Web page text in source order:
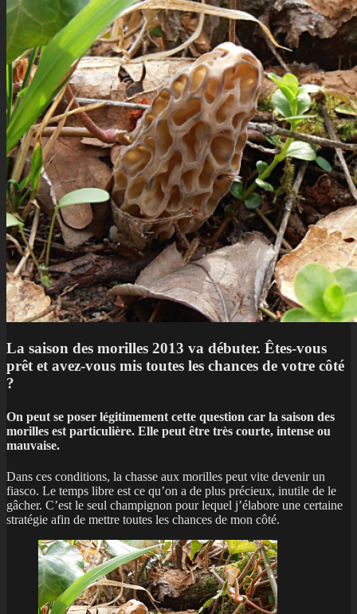
La saison des morilles 2013 va débuter. Êtes-vous
prêt et avez-vous mis toutes les chances de votre côté
?
On peut se poser légitimement cette question car la saison des
morilles est particulière. Elle peut être très courte, intense ou
mauvaise.
Dans ces conditions, la chasse aux morilles peut vite devenir un
fiasco. Le temps libre est ce qu’on a de plus précieux, inutile de le
gâcher. C’est le seul champignon pour lequel j’élabore une certaine
stratégie afin de mettre toutes les chances de mon côté.